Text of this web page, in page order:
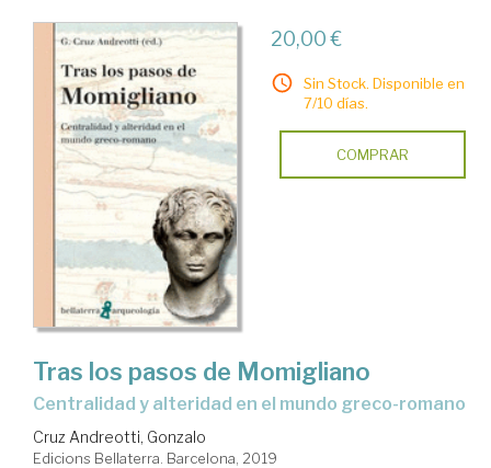
20,00 €
Sin Stock. Disponible en
7/10 días.
COMPRAR
Tras los pasos de Momigliano
centralidad y alteridad en el mundo greco-romano
Cruz Andreotti, Gonzalo
Edicions Bellaterra. Barcelona, 2019